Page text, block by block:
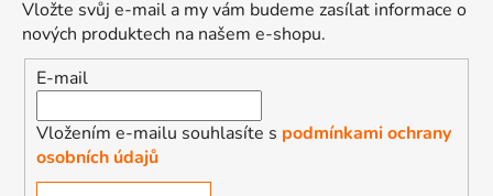
Vložte svůj e-mail a my vám budeme zasílat informace o
nových produktech na našem e-shopu.
E-mail
Vložením e-mailu souhlasíte s podmínkami ochrany
osobních údajů